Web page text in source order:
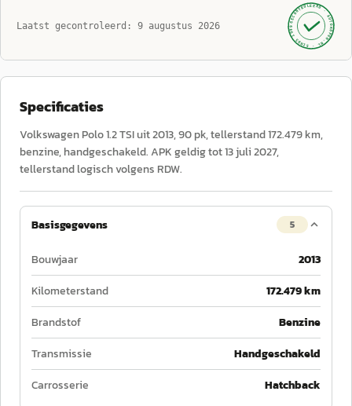
Laatst gecontroleerd: 9 augustus 2026 GECONTROLEERD ·
AUTOKOPEN.NL
· SINDS 1999 ·
Specificaties
Volkswagen Polo 1.2 TSI uit 2013, 90 pk, tellerstand 172.479 km,
benzine, handgeschakeld. APK geldig tot 13 juli 2027,
tellerstand logisch volgens RDW.
Basisgegevens 5
Bouwjaar
2013
Kilometerstand
172.479 km
Brandstof
Benzine
Transmissie
Handgeschakeld
Carrosserie
Hatchback